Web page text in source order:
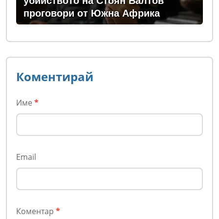
проговори от Южна Африка
Коментирай
Име *
Email
Коментар *